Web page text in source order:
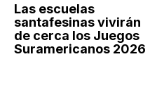
Las escuelas
santafesinas vivirán
de cerca los Juegos
Suramericanos 2026